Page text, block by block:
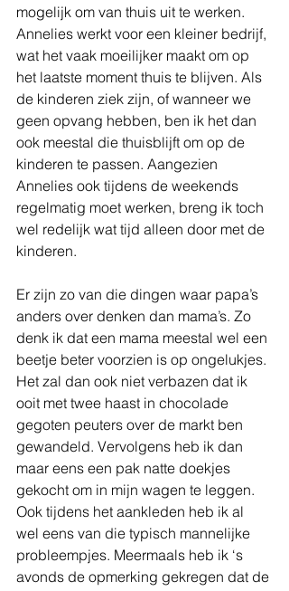
mogelijk om van thuis uit te werken.
Annelies werkt voor een kleiner bedrijf,
wat het vaak moeilijker maakt om op
het laatste moment thuis te blijven. Als
de kinderen ziek zijn, of wanneer we
geen opvang hebben, ben ik het dan
ook meestal die thuisblijft om op de
kinderen te passen. Aangezien
Annelies ook tijdens de weekends
regelmatig moet werken, breng ik toch
wel redelijk wat tijd alleen door met de
kinderen.
Er zijn zo van die dingen waar papa’s
anders over denken dan mama’s. Zo
denk ik dat een mama meestal wel een
beetje beter voorzien is op ongelukjes.
Het zal dan ook niet verbazen dat ik
ooit met twee haast in chocolade
gegoten peuters over de markt ben
gewandeld. Vervolgens heb ik dan
maar eens een pak natte doekjes
gekocht om in mijn wagen te leggen.
Ook tijdens het aankleden heb ik al
wel eens van die typisch mannelijke
probleempjes. Meermaals heb ik ‘s
avonds de opmerking gekregen dat de